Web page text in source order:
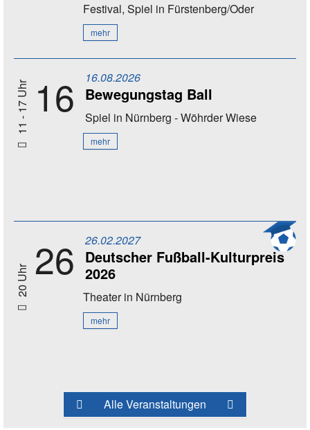
Festival, Spiel in Fürstenberg/Oder
mehr
11 - 17 Uhr 16 16.08.2026
Bewegungstag Ball
Spiel in Nürnberg - Wöhrder Wiese
mehr
20 Uhr 26 26.02.2027
Deutscher Fußball-Kulturpreis
2026
Theaterin Nürnberg
mehr
Alle Veranstaltungen